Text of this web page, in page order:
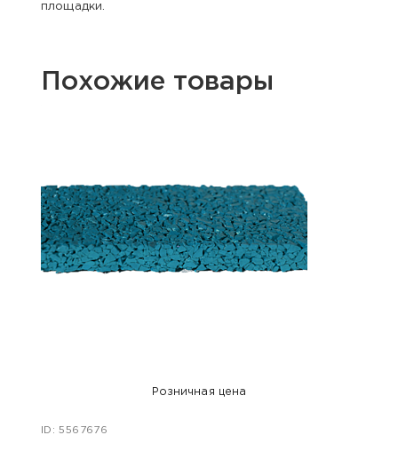
площадки.
Похожие товары
Розничная цена
ID: 5567676